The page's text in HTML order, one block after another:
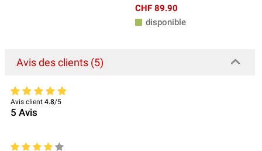
CHF 89.90
disponible
Avis des clients (5)
Avis client 4.8/5
5 Avis